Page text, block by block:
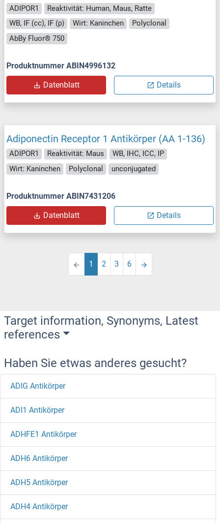
ADIPOR1
Reaktivität: Human, Maus, Ratte
WB, IF (cc), IF (p)
Wirt: Kaninchen
Polyclonal
AbBy Fluor® 750
Produktnummer ABIN4996132
Datenblatt Details
Adiponectin Receptor 1 Antikörper (AA 1-136)
ADIPOR1 Reaktivität: Maus
WB, IHC, ICC, IP
Wirt: Kaninchen
Polyclonal unconjugated
Produktnummer ABIN7431206
Datenblatt Details
1 2 3 6
Target information, Synonyms, Latest
references
Haben Sie etwas anderes gesucht?
ADIG Antikörper
ADI1 Antikörper
ADHFE1 Antikörper
ADH6 Antikörper
ADH5 Antikörper
ADH4 Antikörper